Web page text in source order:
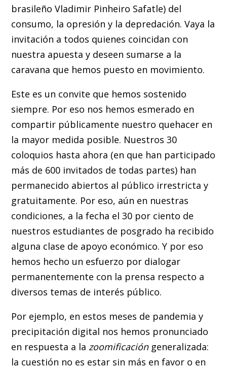
brasileño Vladimir Pinheiro Safatle) del
consumo, la opresión y la depredación. Vaya la
invitación a todos quienes coincidan con
nuestra apuesta y deseen sumarse a la
caravana que hemos puesto en movimiento.
Este es un convite que hemos sostenido
siempre. Por eso nos hemos esmerado en
compartir públicamente nuestro quehacer en
la mayor medida posible. Nuestros 30
coloquios hasta ahora (en que han participado
más de 600 invitados de todas partes) han
permanecido abiertos al público irrestricta y
gratuitamente. Por eso, aún en nuestras
condiciones, a la fecha el 30 por ciento de
nuestros estudiantes de posgrado ha recibido
alguna clase de apoyo económico. Y por eso
hemos hecho un esfuerzo por dialogar
permanentemente con la prensa respecto a
diversos temas de interés público.
Por ejemplo, en estos meses de pandemia y
precipitación digital nos hemos pronunciado
en respuesta a la zoomificación generalizada:
la cuestión no es estar sin más en favor o en